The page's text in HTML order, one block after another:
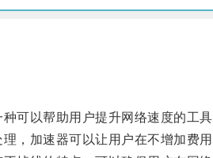
以帮助用户提升网络速度的工具
加速器可以让用户在不增加费用